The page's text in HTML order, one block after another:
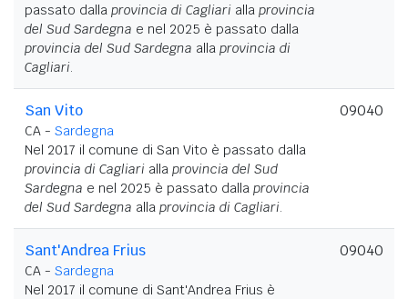
passato dalla provincia di Cagliari alla provincia
del Sud Sardegna e nel 2025 è passato dalla
provincia del Sud Sardegna alla provincia di
Cagliari.
San Vito
CA - Sardegna
Nel 2017 il comune di San Vito è passato dalla
provincia di Cagliari alla provincia del Sud
Sardegna e nel 2025 è passato dalla provincia
del Sud Sardegna alla provincia di Cagliari.
09040
Sant'Andrea Frius
CA - Sardegna
Nel 2017 il comune di Sant'Andrea Frius è
09040